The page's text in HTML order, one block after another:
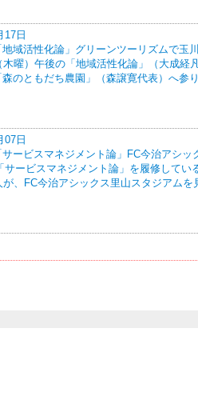
17日
域活性化論」グリーンツーリズムで玉川
曜）午後の「地域活性化論」（大成経
のともだち農園」（森譲寛代表）へ参
07日
ービスマネジメント論」FC今治アシッ
サービスマネジメント論」を履修して
が、FC今治アシックス里山スタジアムを